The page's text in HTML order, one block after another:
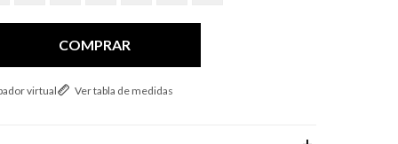
COMPRAR
virtual Ver tabla de medidas